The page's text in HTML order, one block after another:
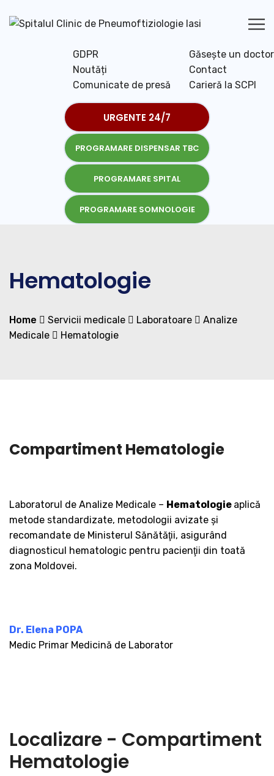
GDPR
Noutăți
Comunicate de presă
Găsește un doctor
Contact
Carieră la SCPI
URGENTE 24/7
PROGRAMARE DISPENSAR TBC
PROGRAMARE SPITAL
PROGRAMARE SOMNOLOGIE
Hematologie
Home Servicii medicale Laboratoare
Analize
Medicale
Hematologie
Compartiment Hematologie
Laboratorul de Analize Medicale – Hematologie aplică
metode standardizate, metodologii avizate şi
recomandate de Ministerul Sănătăţii, asigurând
diagnosticul hematologic pentru pacienţii din toată
zona Moldovei.
Dr. Elena POPA
Medic Primar Medicină de Laborator
Localizare - Compartiment
Hematologie